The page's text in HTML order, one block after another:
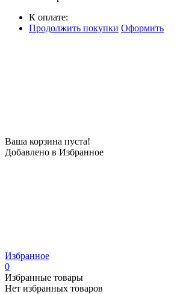
К оплате:
Продолжить покупки Оформить
Ваша корзина пуста!
Добавлено в Избранное
Избранное
0
Избранные товары
Нет избранных товаров